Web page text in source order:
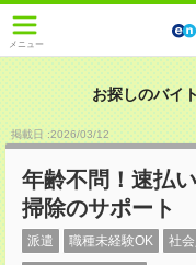
メニュー
お探しのバイ
掲載日 :2026/03/12
年齢不問！速払
掃除のサポート
派遣 職種未経験OK 社